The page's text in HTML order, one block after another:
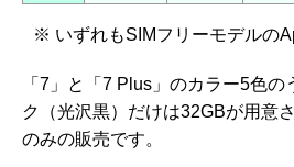
※ いずれもSIMフリーモデルの
「7」と「7 Plus」のカラー5色
ク（光沢黒）だけは32GBが用意
のみの販売です。